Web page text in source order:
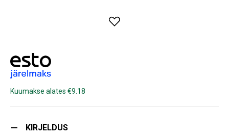
Kuumakse alates €9.18
KIRJELDUS